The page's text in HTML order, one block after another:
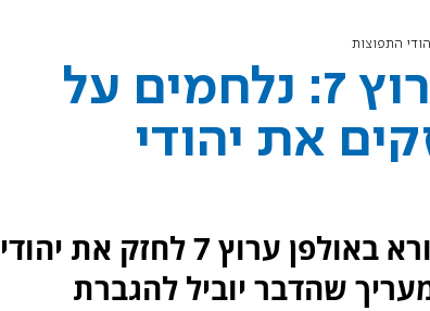
יעקב חגואל באולפן ערוץ 7: נלחמים על
את יהודי
יו"ר ההסתדרות הציונית העולמית קורא באולפן ערוץ 7 לחזק את יהודי
שהדבר יוביל להגברת